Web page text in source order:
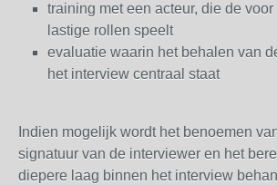
training met een acteur, die de
lastige rollen speelt
evaluatie waarin het behalen van
het interview centraal staat
Indien mogelijk wordt het benoemen
signatuur van de interviewer en het
diepere laag binnen het interview